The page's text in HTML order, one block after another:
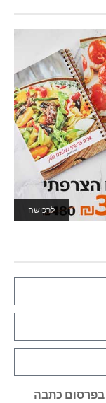
לרכישה
לאתר המשחקים
בפרסום כתבה